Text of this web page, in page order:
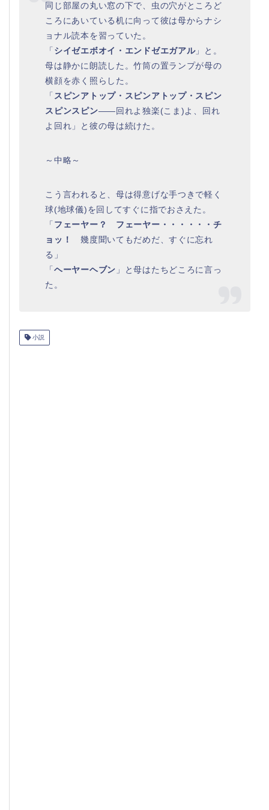
同じ部屋の丸い窓の下で、虫の穴がところど
ころにあいている机に向って彼は母からナシ
ョナル読本を習っていた。
「 シイゼエボオイ・エンドゼエガアル」と。
母は静かに朗読した。竹筒の置ランプが母の
横顔を赤く照らした。
「 スピンアトップ・スピンアトップ・スピン
スピンスピン――回れよ独楽(こま)よ、回れ
よ回れ」と彼の母は続けた。
～中略～
こう言われると、母は得意げな手つきで軽く
球(地球儀)を回してすぐに指でおさえた。
「 フェーヤー？ フェーヤー・・・・・・チ
ョッ！
幾度聞いてもだめだ、すぐに忘れ
る」
「 ヘーヤーヘブン 」と母はたちどころに言っ
た。
小説